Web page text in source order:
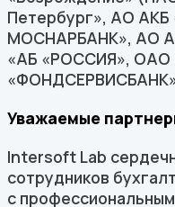
Петербург», АО
МОСНАРБАНК», АО
«АБ «РОССИЯ», ОАО
Уважаемые
Intersoft Lab
сотрудников
с